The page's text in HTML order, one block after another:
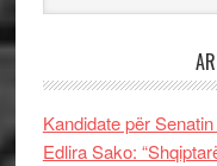
Kandidate për
Edlira Sako: